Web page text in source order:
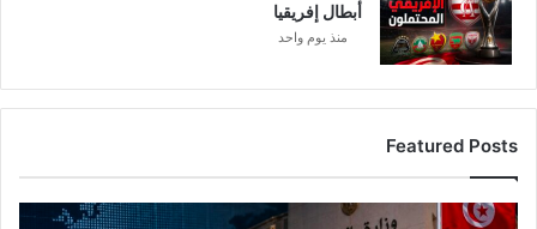
أبطال إفريقيا
منذ يوم واحد
Featured Posts
عاجل..